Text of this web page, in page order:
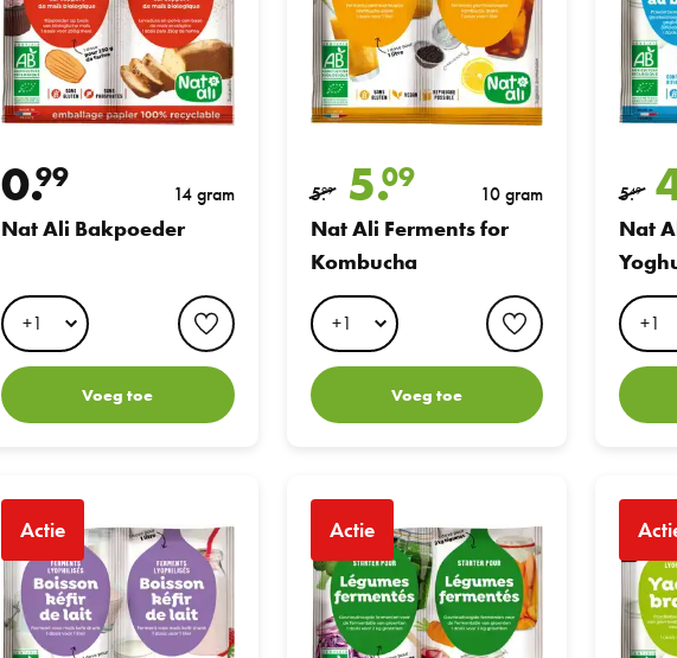
0.99 14 gram
Nat Ali Bakpoeder
favorite button
Voeg toe
5.
99 5.09 10 gram
Nat Ali Ferments for
Kombucha
favorite button
Voeg toe
5.
49
Nat
Actie Actie